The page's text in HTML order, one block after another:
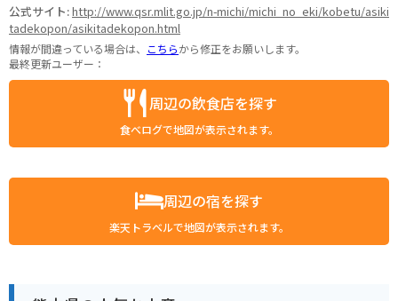
公式サイト:http://www.qsr.mlit.go.jp/n-michi/michi_no_eki/kobetu/asiki
tadekopon/asikitadekopon.html
情報が間違っている場合は、 こちらから修正をお願いします。
最終更新ユーザー：
周辺の飲食店を探す
食べログで地図が表示されます。
周辺の宿を探す
楽天トラベルで地図が表示されます。